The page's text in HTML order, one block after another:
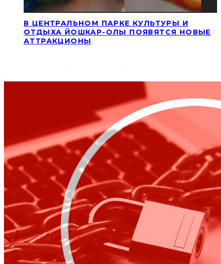
В ЦЕНТРАЛЬНОМ ПАРКЕ КУЛЬТУРЫ И
ОТДЫХА ЙОШКАР-ОЛЫ ПОЯВЯТСЯ НОВЫЕ
АТТРАКЦИОНЫ